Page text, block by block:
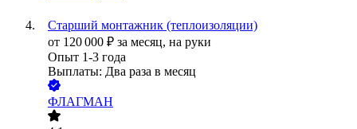
Старший монтажник (теплоизоляции)
от 120 000 ₽ за месяц, на руки
Опыт 1-3 года
Выплаты: Два раза в месяц
ФЛАГМАН